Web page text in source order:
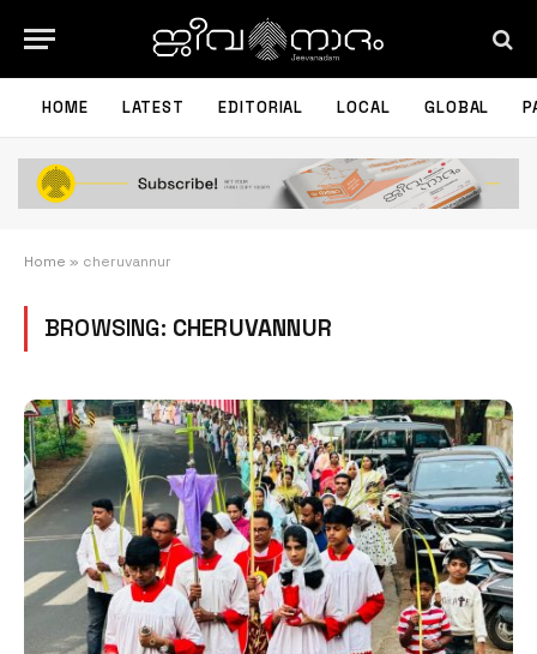
HOME LATEST EDITORIAL LOCAL GLOBAL
Home » cheruvannur
BROWSING: CHERUVANNUR